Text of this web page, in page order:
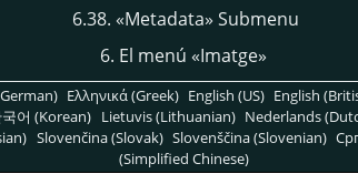
6.38. «Metadata» Submenu
6. El menú «Imatge»
Ελληνικά (Greek) English (US) English
어 (Korean) Lietuvis (Lithuanian) Nederlands
Slovenčina (Slovak) Slovenščina (Slovenian)
(Simplified Chinese)